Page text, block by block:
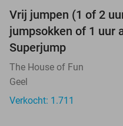
Vrij jumpen (1 of 2
jumpsokken of 1 uur
Superjump
The House of Fun
Geel
Verkocht: 1.711